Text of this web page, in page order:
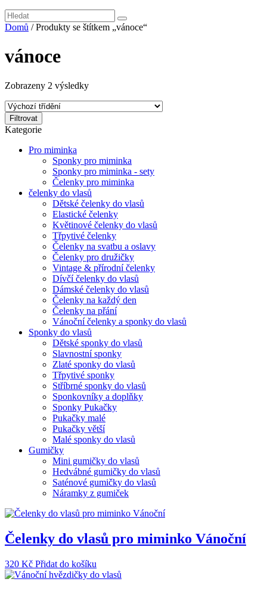
Domů / Produkty se štítkem „vánoce“
vánoce
Zobrazeny 2 výsledky
Filtrovat
Kategorie
Pro miminka
Sponky pro miminka
Sponky pro miminka - sety
Čelenky pro miminka
čelenky do vlasů
Dětské čelenky do vlasů
Elastické čelenky
Květinové čelenky do vlasů
Třpytivé čelenky
Čelenky na svatbu a oslavy
Čelenky pro družičky
Vintage & přírodní čelenky
Dívčí čelenky do vlasů
Dámské čelenky do vlasů
Čelenky na každý den
Čelenky na přání
Vánoční čelenky a sponky do vlasů
Sponky do vlasů
Dětské sponky do vlasů
Slavnostní sponky
Zlaté sponky do vlasů
Třpytivé sponky
Stříbrné sponky do vlasů
Sponkovníky a doplňky
Sponky Pukačky
Pukačky malé
Pukačky větší
Malé sponky do vlasů
Gumičky
Mini gumičky do vlasů
Hedvábné gumičky do vlasů
Saténové gumičky do vlasů
Náramky z gumiček
Čelenky do vlasů pro miminko Vánoční
320 Kč Přidat do košíku